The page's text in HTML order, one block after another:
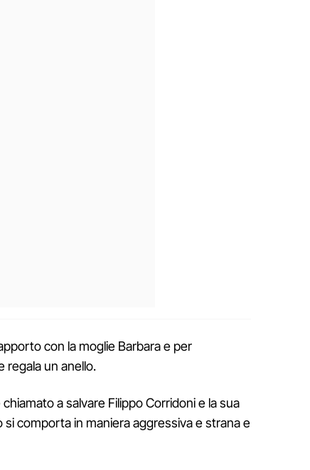
con la moglie Barbara e per
regala un anello.
a salvare Filippo Corridoni e la sua
comporta in maniera aggressiva e strana e